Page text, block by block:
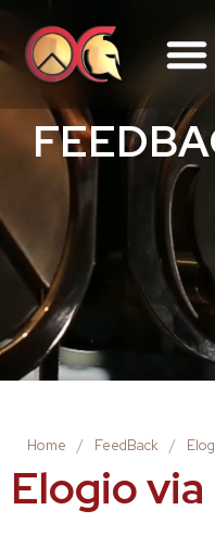
Home / FeedBack /
Elogio